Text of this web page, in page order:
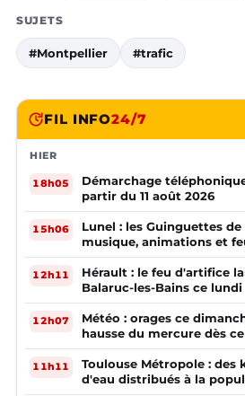
SUJETS
#Montpellier #trafic
FIL INFO24/7
HIER
18h05
Démarchage
partir du 11 août 2026
15h06
Lunel : les Guinguettes
musique, animations et
12h11
Hérault : le feu d'artifice
Balaruc-les-Bains ce lundi
12h07
Météo : orages ce
hausse du mercure dès
11h11
Toulouse Métropole : des
d'eau distribués à la